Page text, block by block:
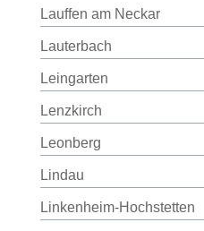
Lauffen am Neckar
Lauterbach
Leingarten
Lenzkirch
Leonberg
Lindau
Linkenheim-Hochstetten